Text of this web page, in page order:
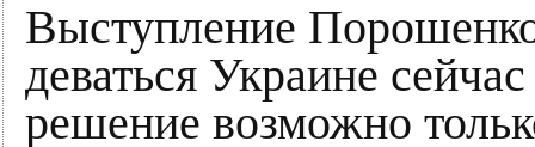
Выступление Порошенко
деваться Украине
решение возможно